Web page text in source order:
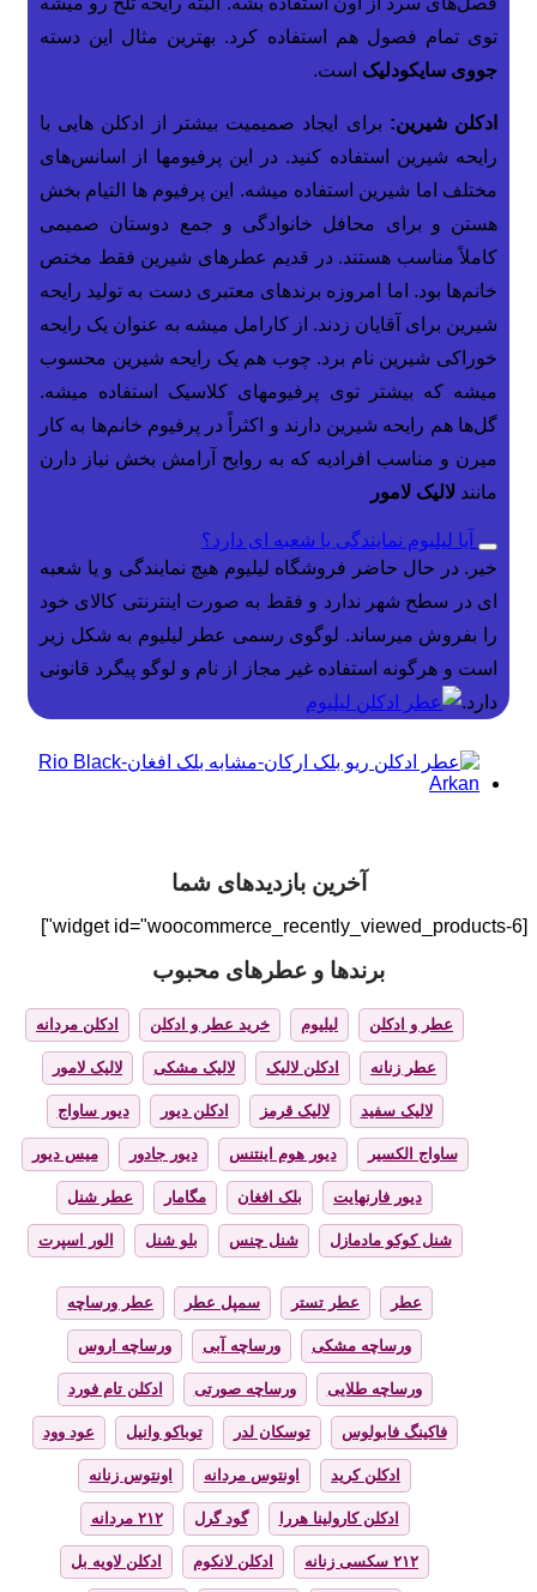
توی تمام فصول هم استفاده کرد. بهترین مثال این دسته
جووی سایکودلیک است.
ادکلن شیرین: برای ایجاد صمیمیت بیشتر از ادکلن هایی با
رایحه شیرین استفاده کنید. در این پرفیومها از اسانس‌های
مختلف اما شیرین استفاده میشه. این پرفیوم ها التیام بخش
هستن و برای محافل خانوادگی و جمع دوستان صمیمی
کاملاً مناسب هستند. در قدیم عطرهای شیرین فقط مختص
خانم‌ها بود. اما امروزه برندهای معتبری دست به تولید رایحه
شیرین برای آقایان زدند. از کارامل میشه به عنوان یک رایحه
خوراکی شیرین نام برد. چوب هم یک رایحه شیرین محسوب
میشه که بیشتر توی پرفیومهای کلاسیک استفاده میشه.
گل‌ها هم رایحه شیرین دارند و اکثراً در پرفیوم خانم‌ها به کار
میرن و مناسب افرادیه که به روایح آرامش بخش نیاز دارن
مانند لالیک لامور
آیا لیلیوم نمایندگی یا شعبه ای دارد؟
خیر. در حال حاضر فروشگاه لیلیوم هیچ نمایندگی و یا شعبه
ای در سطح شهر ندارد و فقط به صورت اینترنتی کالای خود
را بفروش میرساند. لوگوی رسمی عطر لیلیوم به شکل زیر
است و هرگونه استفاده غیر مجاز از نام و لوگو پیگرد قانونی
دارد.
آخرین بازدیدهای شما
[widget id="woocommerce_recently_viewed_products-6"]
برندها و عطرهای محبوب
عطر و ادکلن لیلیوم خرید عطر و ادکلن ادکلن مردانه
عطر زنانه ادکلن لالیک لالیک مشکی لالیک لامور
لالیک سفید لالیک قرمز ادکلن دیور دیور ساواج
ساواج الکسیر دیور هوم اینتنس دیور جادور میس دیور
دیور فارنهایت بلک افغان مگامار عطر شنل
شنل کوکو مادمازل شنل چنس بلو شنل الور اسپرت
عطر عطر تستر سمپل عطر عطر ورساچه
ورساچه مشکی ورساچه آبی ورساچه اروس
ورساچه طلایی ورساچه صورتی ادکلن تام فورد
فاکینگ فابولوس توسکان لدر توباکو وانیل عود وود
ادکلن کرید اونتوس مردانه اونتوس زنانه
ادکلن کارولینا هررا گود گرل ۲۱۲ مردانه
۲۱۲ سکسی زنانه ادکلن لانکوم ادکلن لاویه بل